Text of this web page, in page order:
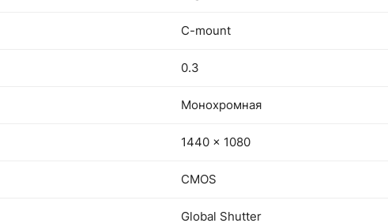
C-mount
0.3
Монохромная
1440 x 1080
CMOS
Global Shutter